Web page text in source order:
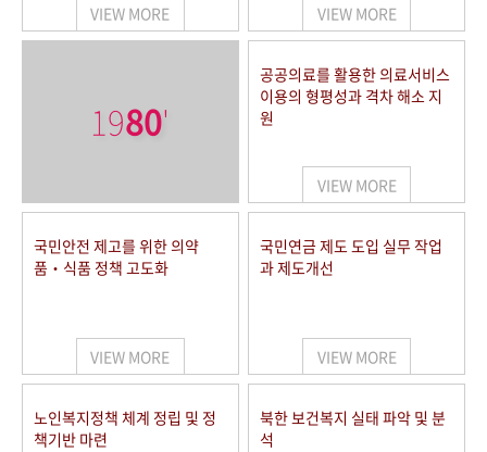
VIEW MORE VIEW MORE
1980'
공공의료를 활용한 의료서비스
이용의 형평성과 격차 해소 지
원
VIEW MORE
국민안전 제고를 위한 의약
품‧식품 정책 고도화
VIEW MORE
국민연금 제도 도입 실무 작업
과 제도개선
VIEW MORE
노인복지정책 체계 정립 및 정
책기반 마련
북한 보건복지 실태 파악 및 분
석